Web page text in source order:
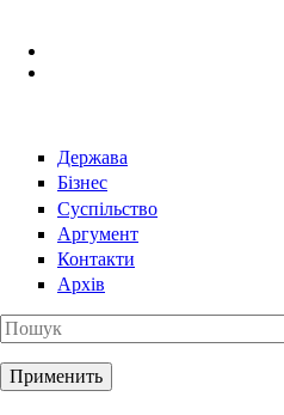
Держава
Бізнес
Суспільство
Аргумент
Контакти
Архів